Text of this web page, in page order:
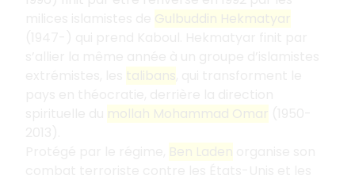
Gulbuddin Hekmatyar